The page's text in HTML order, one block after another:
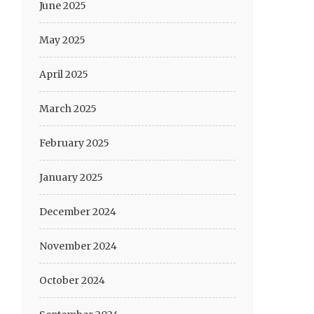
June 2025
May 2025
April 2025
March 2025
February 2025
January 2025
December 2024
November 2024
October 2024